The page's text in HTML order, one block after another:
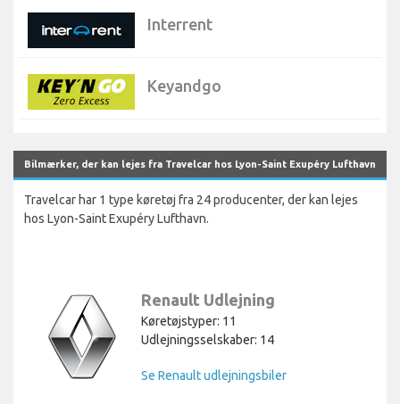
Interrent
Keyandgo
Bilmærker, der kan lejes fra Travelcar hos Lyon-Saint Exupéry Lufthavn
Travelcar har 1 type køretøj fra 24 producenter, der kan lejes
hos Lyon-Saint Exupéry Lufthavn.
Renault Udlejning
Køretøjstyper: 11
Udlejningsselskaber: 14
Se Renault udlejningsbiler